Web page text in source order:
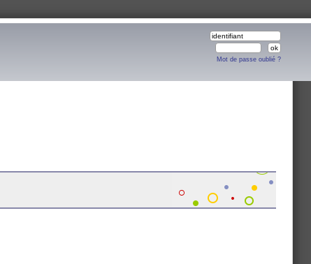
Mot de passe oublié ?